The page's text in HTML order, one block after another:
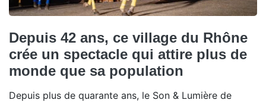
Depuis 42 ans, ce village du Rhône
crée un spectacle qui attire plus de
monde que sa population
Depuis plus de quarante ans, le Son & Lumière de